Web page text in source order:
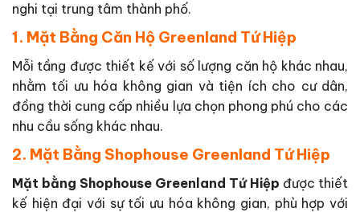
nghi tại trung tâm thành phố.
1. Mặt Bằng Căn Hộ Greenland Tứ Hiệp
Mỗi tầng được thiết kế với số lượng căn hộ khác nhau,
nhằm tối ưu hóa không gian và tiện ích cho cư dân,
đồng thời cung cấp nhiều lựa chọn phong phú cho các
nhu cầu sống khác nhau.
2. Mặt Bằng Shophouse Greenland Tứ Hiệp
Mặt bằng Shophouse Greenland Tứ Hiệp được thiết
kế hiện đại với sự tối ưu hóa không gian, phù hợp với